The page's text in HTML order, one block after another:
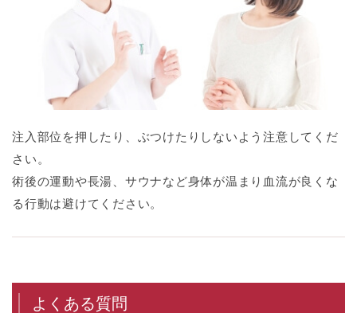
注入部位を押したり、ぶつけたりしないよう注意してくだ
さい。
術後の運動や長湯、サウナなど身体が温まり血流が良くな
る行動は避けてください。
よくある質問